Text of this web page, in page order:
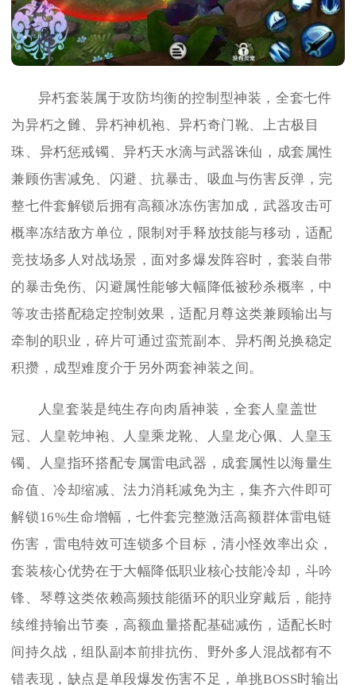
异朽套装属于攻防均衡的控制型神装，全套七件
为异朽之雠、异朽神机袍、异朽奇门靴、上古极目
珠、异朽惩戒镯、异朽天水滴与武器诛仙，成套属性
兼顾伤害减免、闪避、抗暴击、吸血与伤害反弹，完
整七件套解锁后拥有高额冰冻伤害加成，武器攻击可
概率冻结敌方单位，限制对手释放技能与移动，适配
竞技场多人对战场景，面对多爆发阵容时，套装自带
的暴击免伤、闪避属性能够大幅降低被秒杀概率，中
等攻击搭配稳定控制效果，适配月尊这类兼顾输出与
牵制的职业，碎片可通过蛮荒副本、异朽阁兑换稳定
积攒，成型难度介于另外两套神装之间。
人皇套装是纯生存向肉盾神装，全套人皇盖世
冠、人皇乾坤袍、人皇乘龙靴、人皇龙心佩、人皇玉
镯、人皇指环搭配专属雷电武器，成套属性以海量生
命值、冷却缩减、法力消耗减免为主，集齐六件即可
解锁16%生命增幅，七件套完整激活高额群体雷电链
伤害，雷电特效可连锁多个目标，清小怪效率出众，
套装核心优势在于大幅降低职业核心技能冷却，斗吟
锋、琴尊这类依赖高频技能循环的职业穿戴后，能持
续维持输出节奏，高额血量搭配基础减伤，适配长时
间持久战，组队副本前排抗伤、野外多人混战都有不
错表现，缺点是单段爆发伤害不足，单挑BOSS时输出